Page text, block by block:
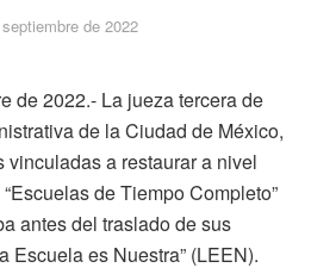
de 2022
de 2022.- La jueza tercera de
de la Ciudad de México,
a restaurar a nivel
de Tiempo Completo”
antes del traslado de sus
Escuela es Nuestra” (LEEN).